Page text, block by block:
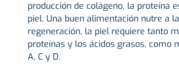
producción de colágeno, la proteína
piel. Una buen alimentación nutre a
regeneración, la piel requiere tanto
proteínas y los ácidos grasos, como
A, C y D.